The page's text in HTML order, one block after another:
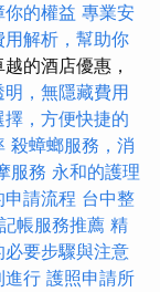
的權益 專業安
用解析，幫助你
的酒店優惠，
，無隱藏費用
，方便快捷的
殺蟑螂服務，消
服務 永和的護理
申請流程 台中整
記帳服務推薦 精
必要步驟與注意
進行 護照申請所